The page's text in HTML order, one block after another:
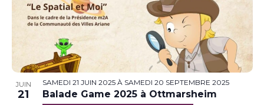
JUIN
21
SAMEDI 21 JUIN 2025À SAMEDI 20 SEPTEMBRE 2025
Balade Game 2025 à Ottmarsheim